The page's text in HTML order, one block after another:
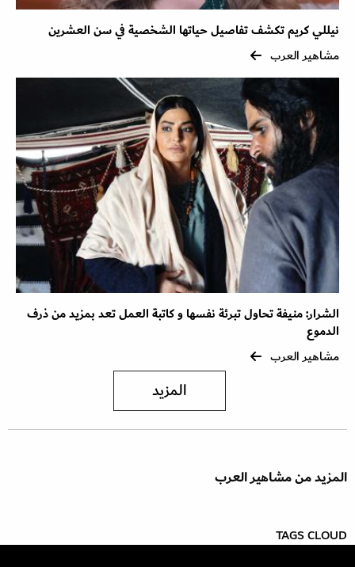
نيللي كريم تكشف تفاصيل حياتها الشخصية في سن العشرين
مشاهير العرب
الشرار: منيفة تحاول تبرئة نفسها و كاتبة العمل تعد بمزيد من ذرف
الدموع
مشاهير العرب
المزيد
المزيد من مشاهير العرب
TAGS CLOUD